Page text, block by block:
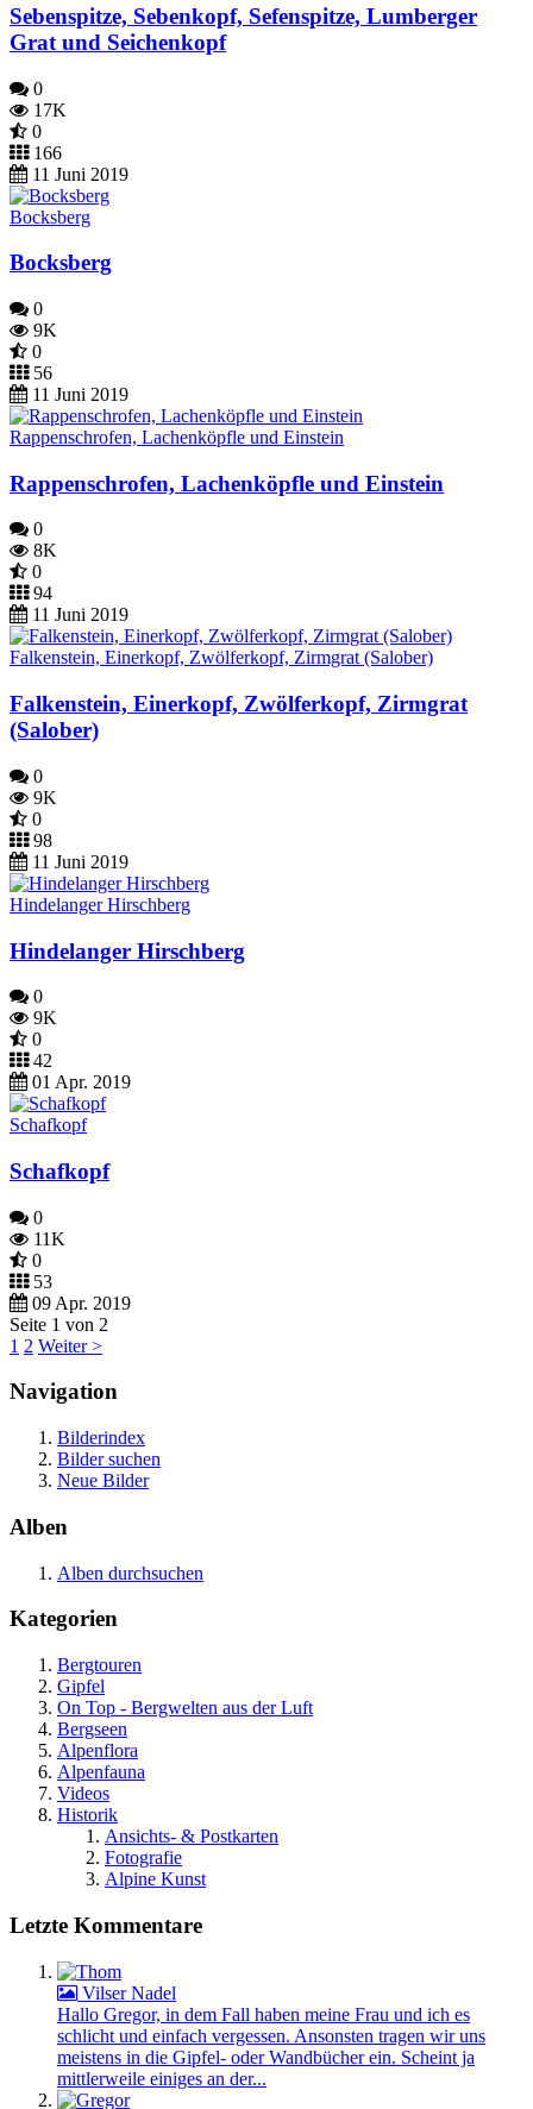
Sebenspitze, Sebenkopf, Sefenspitze, Lumberger
Grat und Seichenkopf
0
17K
0
166
11 Juni 2019
Bocksberg
Bocksberg
0
9K
0
56
11 Juni 2019
Rappenschrofen, Lachenköpfle und Einstein
Rappenschrofen, Lachenköpfle und Einstein
0
8K
0
94
11 Juni 2019
Falkenstein, Einerkopf, Zwölferkopf, Zirmgrat (Salober)
Falkenstein, Einerkopf, Zwölferkopf, Zirmgrat
(Salober)
0
9K
0
98
11 Juni 2019
Hindelanger Hirschberg
Hindelanger Hirschberg
0
9K
0
42
01 Apr. 2019
Schafkopf
Schafkopf
0
11K
0
53
09 Apr. 2019
Seite 1 von 2
1 2 Weiter >
Navigation
Bilderindex
Bilder suchen
Neue Bilder
Alben
Alben durchsuchen
Kategorien
Bergtouren
Gipfel
On Top - Bergwelten aus der Luft
Bergseen
Alpenflora
Alpenfauna
Videos
Historik
Ansichts- & Postkarten
Fotografie
Alpine Kunst
Letzte Kommentare
Vilser Nadel
Hallo Gregor, in dem Fall haben meine Frau und ich es
schlicht und einfach vergessen. Ansonsten tragen wir uns
meistens in die Gipfel- oder Wandbücher ein. Scheint ja
mittlerweile einiges an der...